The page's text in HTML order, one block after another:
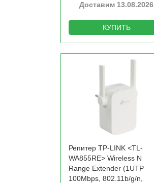
Доставим 13.08.2026
КУПИТЬ
Репитер TP-LINK <TL-
WA855RE> Wireless N
Range Extender (1UTP
100Mbps, 802.11b/­g/­n,